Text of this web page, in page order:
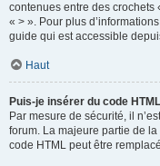
contenues entre des crochets
« > ». Pour plus
guide qui est accessible
Haut
Puis-je insérer du code
Par mesure de sécurité, il
forum. La majeure partie de
code HTML peut être